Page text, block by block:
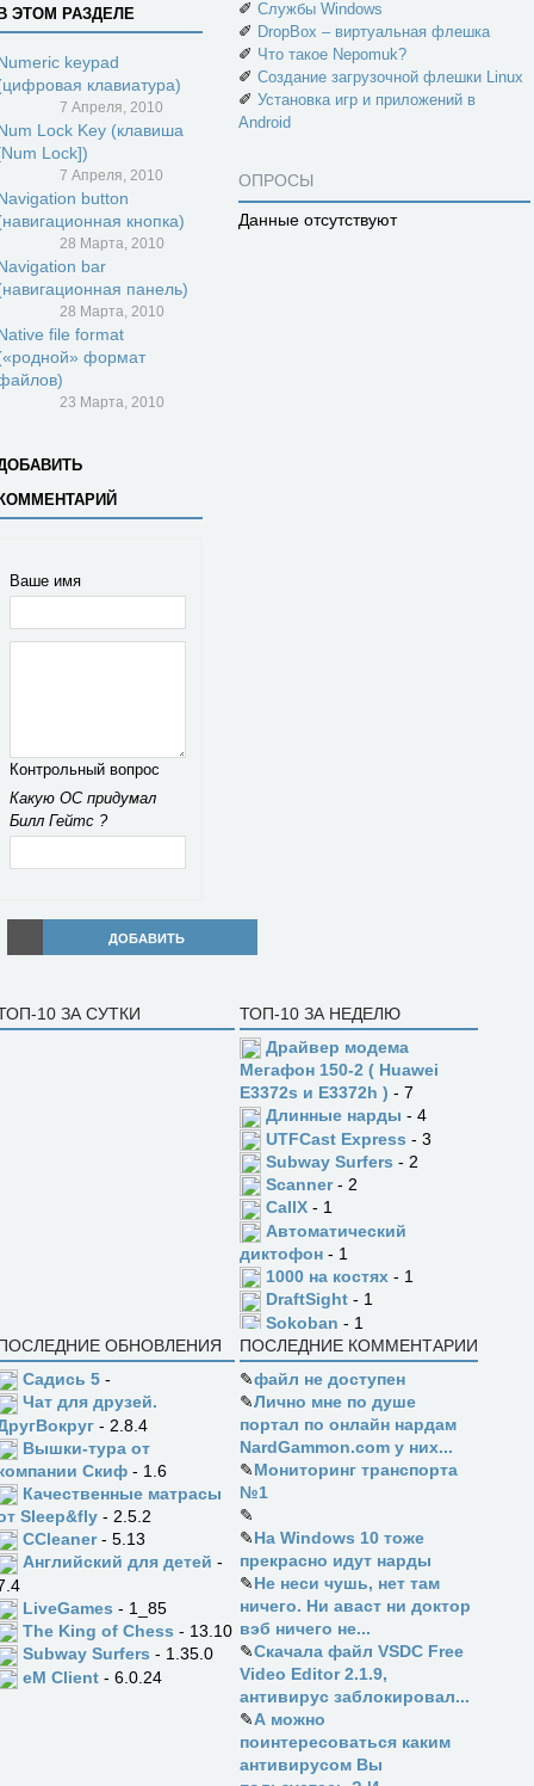
ЭТОМ РАЗДЕЛЕ
keypad
клавиатура)
7 Апреля, 2010
Lock Key (клавиша
Lock])
7 Апреля, 2010
button
кнопка)
28 Марта, 2010
bar
панель)
28 Марта, 2010
file format
формат
23 Марта, 2010
Ваше имя
Контрольный вопрос
Какую ОС придумал
Билл Гейтс ?
ДОБАВИТЬ
✐ Службы Windows
✐ DropBox – виртуальная флешка
✐ Что такое Nepomuk?
✐ Создание загрузочной флешки Linux
✐ Установка игр и приложений в
Android
ОПРОСЫ
Данные отсутствуют
10 ЗА СУТКИ
ТОП-10 ЗА НЕДЕЛЮ
Драйвер модема
Мегафон 150-2 ( Huawei
E3372s и E3372h ) - 7
Длинные нарды - 4
UTFCast Express - 3
Subway Surfers - 2
Scanner- 2
CallX - 1
Автоматический
диктофон - 1
1000 на костях - 1
DraftSight - 1
Sokoban - 1
ОБНОВЛЕНИЯ
Садись 5 -
Чат для друзей.
- 2.8.4
Вышки-тура от
Скиф - 1.6
Качественные матрасы
Sleep&fly - 2.5.2
CCleaner- 5.13
Английский для детей -
LiveGames - 1_85
The King of Chess - 13.10
Subway Surfers - 1.35.0
eM Client - 6.0.24
ПОСЛЕДНИЕ КОММЕНТАРИИ
✎файл не доступен
✎Лично мне по душе
портал по онлайн нардам
NardGammon.com у них...
✎Мониторинг транспорта
№1
✎
✎На Windows 10 тоже
прекрасно идут нарды
✎Не неси чушь, нет там
ничего. Ни аваст ни доктор
вэб ничего не...
✎Скачала файл VSDC Free
Video Editor 2.1.9,
антивирус заблокировал...
✎А можно
поинтересоваться каким
антивирусом Вы